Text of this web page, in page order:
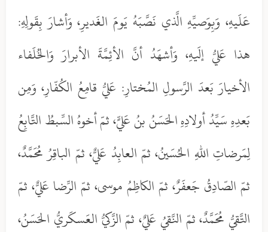
عَلَيهِ، وَبِوَصيِّهِ الَّذي نَصَّبَهُ يَومَ الغَديرِ، وَأشارَ بِقَولِهِ:
هذا عَليُّ إلَيهِ، وَأشهَدُ أنَّ الأئِمَّةَ الأبرارَ وَالخُلَفاء
الأخيارَ بَعدَ الرَّسولِ المُختارِ: عَليُّ قامِعُ الكُفّارِ، وَمِن
بَعدِهِ سَيِّدُ أولادِهِ الحَسَنُ بنُ عَليٍّ، ثمّ أخوهُ السِّبطُ التَّابِعُ
لِمَرضاتِ اللهِ الحُسَينُ، ثمّ العابِدُ عَليٌّ، ثمّ الباقِرُ مُحَمَّدٌ،
ثمّ الصّادِقُ جَعفَرٌ، ثمّ الكاظِمُ موسى، ثمّ الرِّضا عَليٌّ، ثمّ
التَّقيُّ مُحَمَّدٌ، ثمّ النَّقيُ عَليٌ، ثمّ الزَّكيُّ العَسكَريُّ الحَسَنُ،